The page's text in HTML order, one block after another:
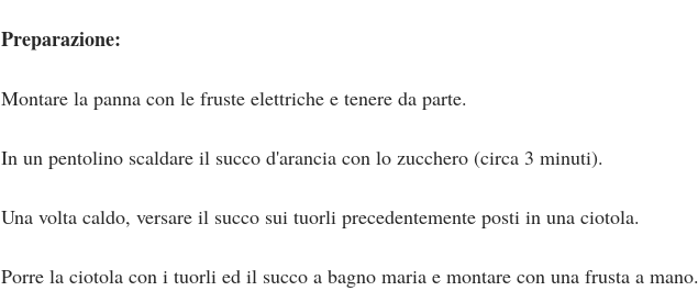
Preparazione:
Montare la panna con le fruste elettriche e tenere da parte.
In un pentolino scaldare il succo d'arancia con lo zucchero (circa 3 minuti).
Una volta caldo, versare il succo sui tuorli precedentemente posti in una ciotola.
Porre la ciotola con i tuorli ed il succo a bagno maria e montare con una frusta a mano.